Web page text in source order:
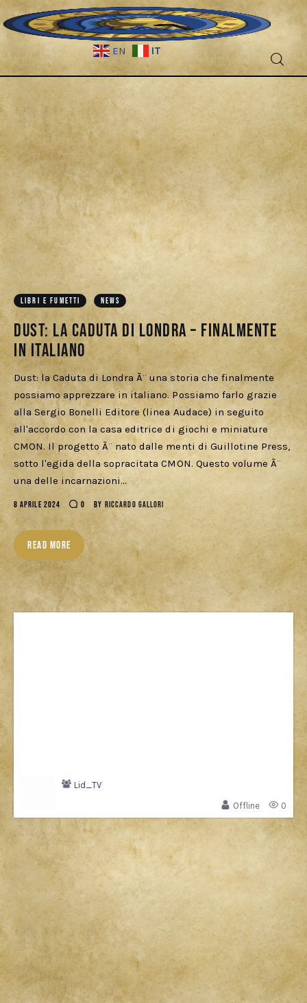
EN IT
Fantascienza
Fantasy
Games
Recensioni
Libri e fumetti
Cercatori
Download
LIBRI E FUMETTI NEWS
Dust: La Caduta di Londra – Finalmente
in italiano
Dust: la Caduta di Londra Ã¨ una storia che finalmente
possiamo apprezzare in italiano. Possiamo farlo grazie
alla Sergio Bonelli Editore (linea Audace) in seguito
all'accordo con la casa editrice di giochi e miniature
CMON. Il progetto Ã¨ nato dalle menti di Guillotine Press,
sotto l'egida della sopracitata CMON. Questo volume Ã¨
una delle incarnazioni…
8 APRILE 2024 0 BY RICCARDO GALLORI
READ MORE
Lid_TV
Offline
0